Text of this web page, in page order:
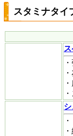
スタミナタイ